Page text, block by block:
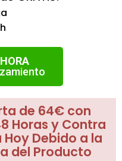
de 64€ con
Horas y Contra
Debido a la
del Producto